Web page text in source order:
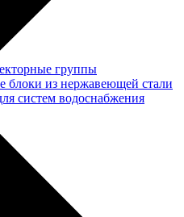
группы
блоки из нержавеющей стали
систем водоснабжения